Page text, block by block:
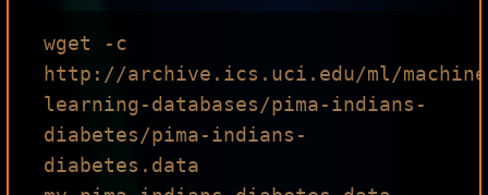
wget -c
http://archive.ics.uci.edu/ml/
learning-databases/pima-indians-
diabetes/pima-indians-
diabetes.data